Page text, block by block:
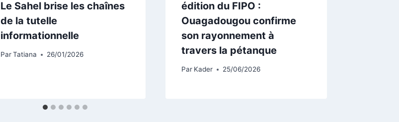
Le Sahel brise les chaînes
de la tutelle
informationnelle
Par Tatiana 26/01/2026
édition du FIPO :
Ouagadougou confirme
son rayonnement à
travers la pétanque
Par Kader 25/06/2026